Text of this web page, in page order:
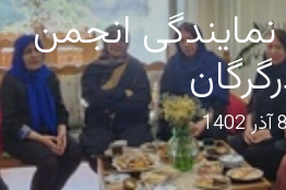
انجمن
1402